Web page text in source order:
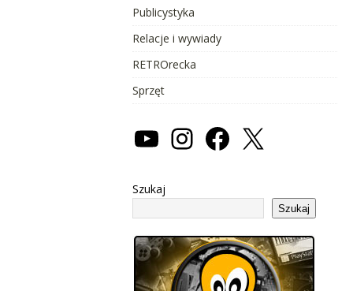
Publicystyka
Relacje i wywiady
RETROrecka
Sprzęt
Szukaj
Szukaj